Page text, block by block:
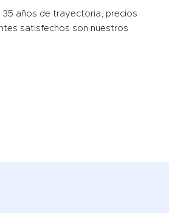
35 años de trayectoria, precios
satisfechos son nuestros